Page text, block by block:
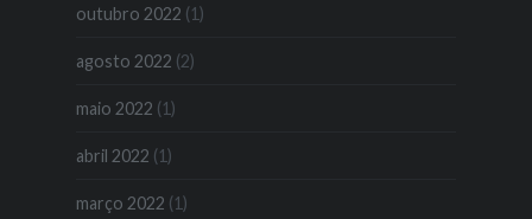
outubro 2022 (1)
agosto 2022 (2)
maio 2022 (1)
abril 2022 (1)
março 2022 (1)